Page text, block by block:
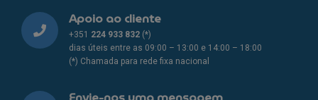
Apoio ao cliente
+351 224 933 832 (*)
dias úteis entre as 09:00 – 13:00 e 14:00 – 18:00
(*) Chamada para rede fixa nacional